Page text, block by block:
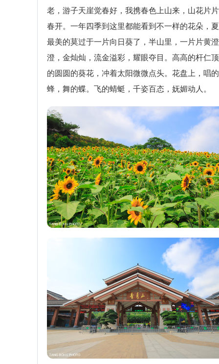
老，游子天崖觉春好，我携春色上山来，山花片
春开。一年四季到这里都能看到不一样的花朵，
最美的莫过于一片向日葵了，半山里，一片片黄澄
澄，金灿灿，流金溢彩，耀眼夺目。高高的杆仁
的圆圆的葵花，冲着太阳微微点头。花盘上，唱的
蜂，舞的蝶。飞的蜻蜓，千姿百态，妩媚动人。